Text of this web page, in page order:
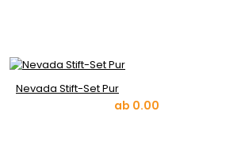
Nevada Stift-Set Pur
ab 0.00